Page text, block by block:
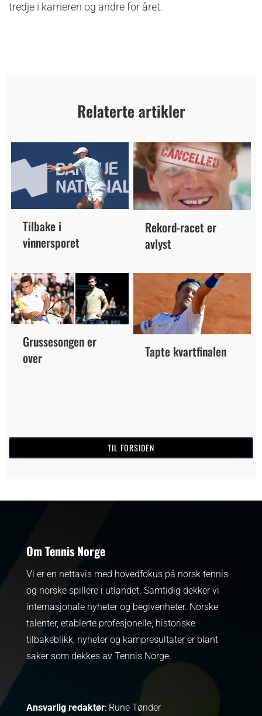
tredje i karrieren og andre for året.
Relaterte artikler
Tilbake i
vinnersporet
Rekord-racet er
avlyst
Grussesongen er
over
Tapte kvartfinalen
TIL FORSIDEN
Om Tennis Norge
Vi er en nettavis med hovedfokus på norsk tennis
og norske spillere i utlandet. Samtidig dekker vi
internasjonale nyheter og begivenheter. Norske
talenter, etablerte profesjonelle, historiske
tilbakeblikk, nyheter og kampresultater er blant
saker som dekkes av Tennis Norge.
Ansvarlig redaktør: Rune Tønder